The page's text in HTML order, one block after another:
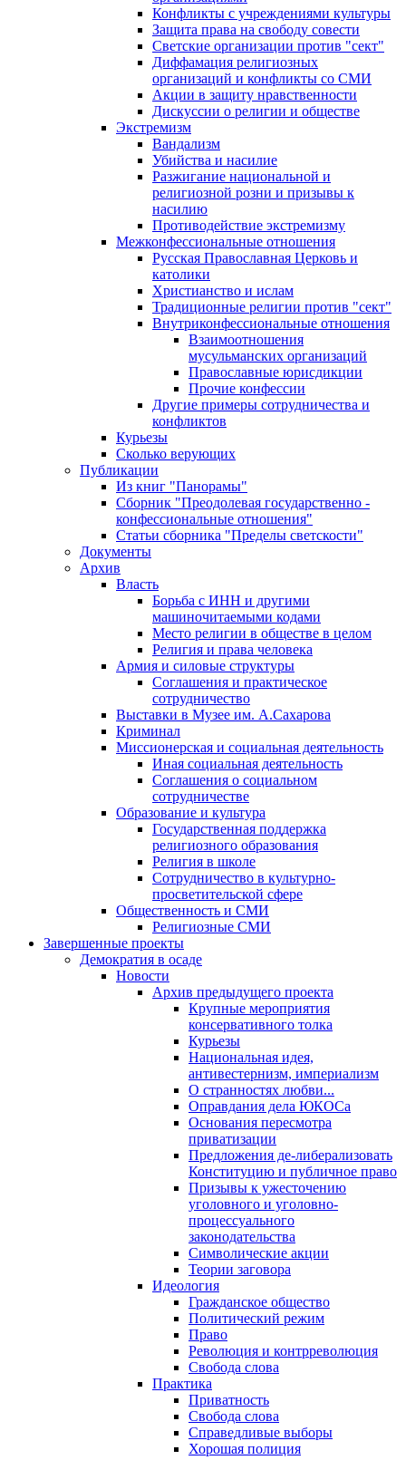
Конфликты с учреждениями культуры
Защита права на свободу совести
Светские организации против "сект"
Диффамация религиозных
организаций и конфликты со СМИ
Акции в защиту нравственности
Дискуссии о религии и обществе
Экстремизм
Вандализм
Убийства и насилие
Разжигание национальной и
религиозной розни и призывы к
насилию
Противодействие экстремизму
Межконфессиональные отношения
Русская Православная Церковь и
католики
Христианство и ислам
Традиционные религии против "сект"
Внутриконфессиональные отношения
Взаимоотношения
мусульманских организаций
Православные юрисдикции
Прочие конфессии
Другие примеры сотрудничества и
конфликтов
Курьезы
Сколько верующих
Публикации
Из книг "Панорамы"
Сборник "Преодолевая государственно -
конфессиональные отношения"
Статьи сборника "Пределы светскости"
Документы
Архив
Власть
Борьба с ИНН и другими
машиночитаемыми кодами
Место религии в обществе в целом
Религия и права человека
Армия и силовые структуры
Соглашения и практическое
сотрудничество
Выставки в Музее им. А.Сахарова
Криминал
Миссионерская и социальная деятельность
Иная социальная деятельность
Соглашения о социальном
сотрудничестве
Образование и культура
Государственная поддержка
религиозного образования
Религия в школе
Сотрудничество в культурно-
просветительской сфере
Общественность и СМИ
Религиозные СМИ
Завершенные проекты
Демократия в осаде
Новости
Архив предыдущего проекта
Крупные мероприятия
консервативного толка
Курьезы
Национальная идея,
антивестернизм, империализм
О странностях любви...
Оправдания дела ЮКОСа
Основания пересмотра
приватизации
Предложения де-либерализовать
Конституцию и публичное право
Призывы к ужесточению
уголовного и уголовно-
процессуального
законодательства
Символические акции
Теории заговора
Идеология
Гражданское общество
Политический режим
Право
Революция и контрреволюция
Свобода слова
Практика
Приватность
Свобода слова
Справедливые выборы
Хорошая полиция